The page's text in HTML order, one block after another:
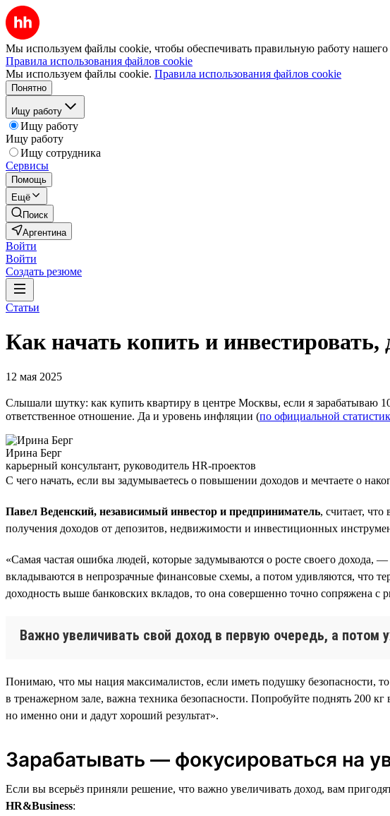
Мы используем файлы cookie, чтобы обеспечивать правильную работу нашего
Правила использования файлов cookie
Мы используем файлы cookie. Правила использования файлов cookie
Понятно
Ищу работу
Ищу работу
Ищу работу
Ищу сотрудника
Сервисы
Помощь
Ещё
Поиск
Аргентина
Войти
Войти
Создать резюме
Статьи
Как начать копить и
12 мая 2025
Слышали шутку: как купить квартиру в центре Москвы, если я зарабатываю
ответственное отношение. Да и уровень инфляции (по официальной
Ирина Берг
карьерный консультант, руководитель HR-проектов
С чего начать, если вы задумываетесь о повышении доходов и мечтаете о
Павел Веденский, независимый инвестор и предприниматель, считает,
получения доходов от депозитов, недвижимости и инвестиционных
«Самая частая ошибка людей, которые задумываются о росте своего
вкладываются в непрозрачные финансовые схемы, а потом удивляются, что
доходность выше банковских вкладов, то она совершенно точно сопряжена с
Важно увеличивать свой доход в первую очередь, а
Понимаю, что мы нация максималистов, если иметь подушку безопасности,
в тренажерном зале, важна техника безопасности. Попробуйте поднять 200
но именно они и дадут хороший результат».
Зарабатывать — фокусироваться на
Если вы всерьёз приняли решение, что важно увеличивать доход, вам
HR&Business: